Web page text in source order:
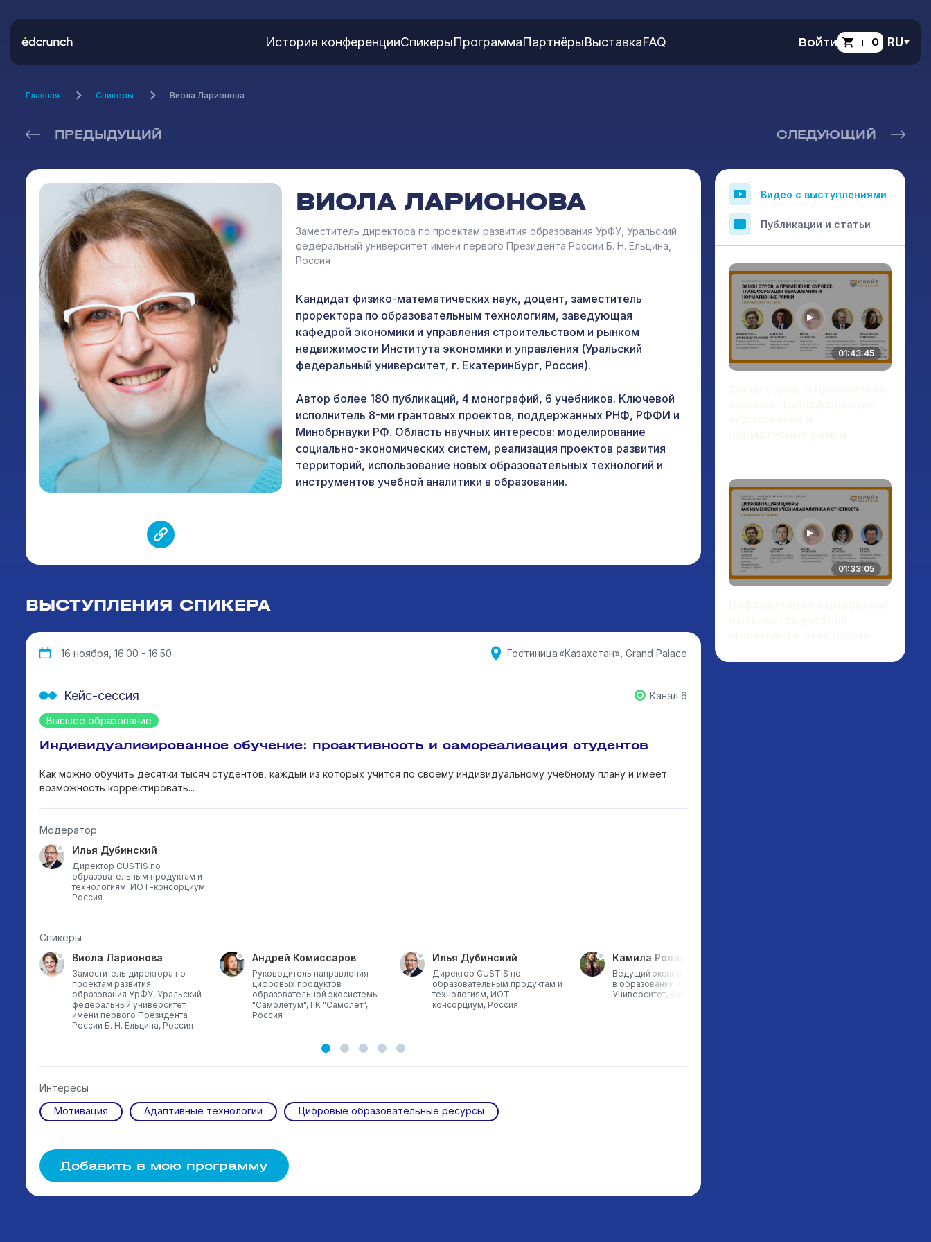
История конференцииСпикерыПрограммаПартнёрыВыставкаFAQ Войти 0 RU
Главная Спикеры Виола Ларионова
ПРЕДЫДУЩИЙ СЛЕДУЮЩИЙ
ВИОЛА ЛАРИОНОВА
Заместитель директора по проектам развития образования УрФУ, Уральский
федеральный университет имени первого Президента России Б. Н. Ельцина,
Россия
Кандидат физико-математических наук, доцент, заместитель
проректора по образовательным технологиям, заведующая
кафедрой экономики и управления строительством и рынком
недвижимости Института экономики и управления (Уральский
федеральный университет, г. Екатеринбург, Россия).
Автор более 180 публикаций, 4 монографий, 6 учебников. Ключевой
исполнитель 8-ми грантовых проектов, поддержанных РНФ, РФФИ и
Минобрнауки РФ. Область научных интересов: моделирование
социально-экономических систем, реализация проектов развития
территорий, использование новых образовательных технологий и
инструментов учебной аналитики в образовании.
ВЫСТУПЛЕНИЯ СПИКЕРА
16 ноября, 16:00 - 16:50 Гостиница «Казахстан», Grand Palace
Высшее образование
Кейс-сессия Канал 6
Индивидуализированное обучение: проактивность и самореализация студентов
Как можно обучить десятки тысяч студентов, каждый из которых учится по своему индивидуальному учебному плану и имеет
возможность корректировать...
Модератор
Илья Дубинский
Директор CUSTIS по
образовательным продуктам и
технологиям, ИОТ-консорциум,
Россия
Спикеры
Виола Ларионова
Заместитель директора по
проектам развития
образования УрФУ, Уральский
федеральный университет
имени первого Президента
России Б. Н. Ельцина, Россия
Андрей Комиссаров
Руководитель направления
цифровых продуктов
образовательной экосистемы
"Самолетум", ГК "Самолет",
Россия
Илья Дубинский
Директор CUSTIS по
образовательным продуктам и
технологиям, ИОТ-
консорциум, Россия
Камила Роллан
Ведущий эксперт по инклюзии
в образовании, СДУ
Университет, Казахстан
Интересы
Мотивация
Адаптивные технологии Цифровые образовательные ресурсы
Добавить в мою программу
Видео с выступлениями
Публикации и статьи
01:43:45
01:33:05